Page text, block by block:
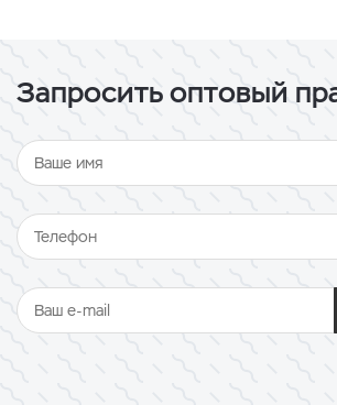
Запросить оптовый